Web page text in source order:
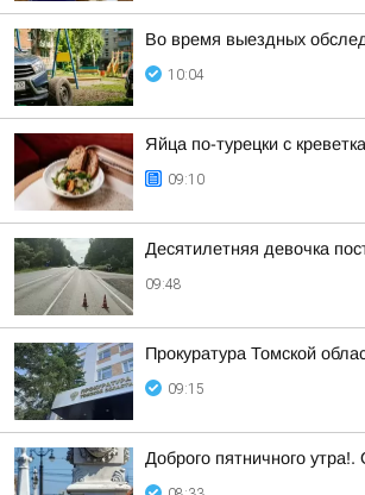
Во время выездных
10:04
Яйца по-турецки с
09:10
Десятилетняя девочка
09:48
Прокуратура Томской
09:15
Доброго пятничного